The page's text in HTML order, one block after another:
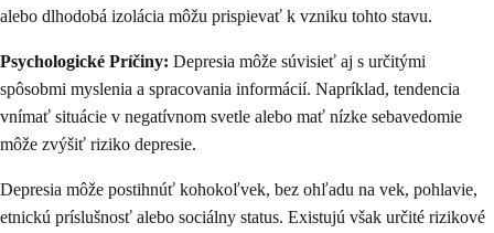
alebo dlhodobá izolácia môžu prispievať k vzniku tohto stavu.
Psychologické Príčiny: Depresia môže súvisieť aj s určitými
spôsobmi myslenia a spracovania informácií. Napríklad, tendencia
vnímať situácie v negatívnom svetle alebo mať nízke sebavedomie
môže zvýšiť riziko depresie.
Depresia môže postihnúť kohokoľvek, bez ohľadu na vek, pohlavie,
etnickú príslušnosť alebo sociálny status. Existujú však určité rizikové